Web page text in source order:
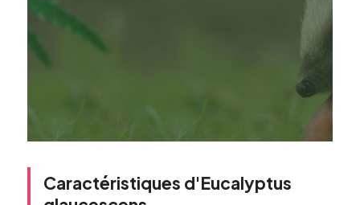
Caractéristiques d'Eucalyptus